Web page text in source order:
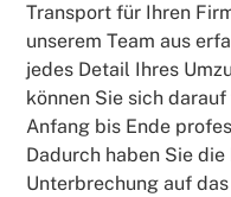
Transport für Ihren
unserem Team aus
jedes Detail Ihres
können Sie sich
Anfang bis Ende
Dadurch haben Sie
Unterbrechung auf